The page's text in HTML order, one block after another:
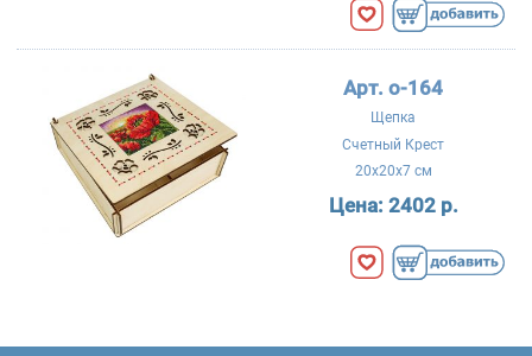
Арт. о-164
Щепка
Счетный Крест
20x20x7 см
Цена: 2402 р.